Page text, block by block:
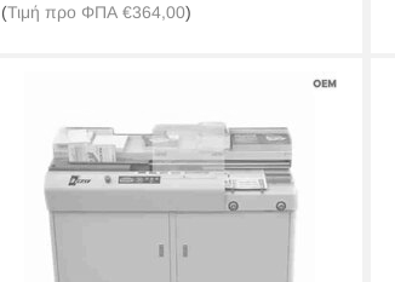
(Τιμή προ ΦΠΑ €364,00)